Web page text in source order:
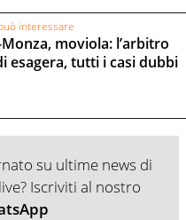
interessare
moviola: l’arbitro
esagera, tutti i casi dubbi
su ultime news di
Iscriviti al nostro